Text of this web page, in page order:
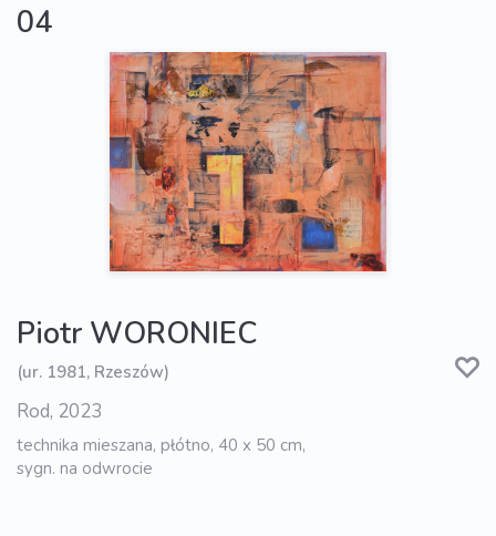
04
Piotr WORONIEC
(ur. 1981, Rzeszów)
Rod, 2023
technika mieszana, płótno, 40 x 50 cm,
sygn. na odwrocie